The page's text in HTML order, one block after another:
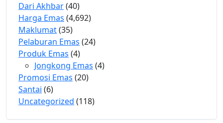
Dari Akhbar(40)
Harga Emas (4,692)
Maklumat(35)
Pelaburan Emas (24)
Produk Emas (4)
Jongkong Emas (4)
Promosi Emas (20)
Santai (6)
Uncategorized (118)